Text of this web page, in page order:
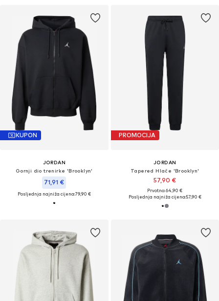
KUPON
JORDAN
Gornji dio trenirke 'Brooklyn'
71,91 €
Posljednja najniža cijena:79,90 €
PROMOCIJA
JORDAN
Tapered Hlače 'Brooklyn'
57,90 €
Prvotno: 64,90 €
Posljednja najniža cijena:57,90 €